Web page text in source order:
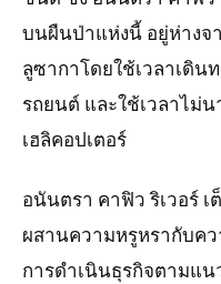
บนผืนป่าแห่งนี้ อยู่ห่างจ
ลูซากาโดยใช้เวลาเดิน
รถยนต์ และใช้เวลาไม่
เฮลิคอปเตอร์
อนันตรา คาฟิว ริเวอร์
ผสานความหรูหรากับค
การดำเนินธุรกิจตามแ